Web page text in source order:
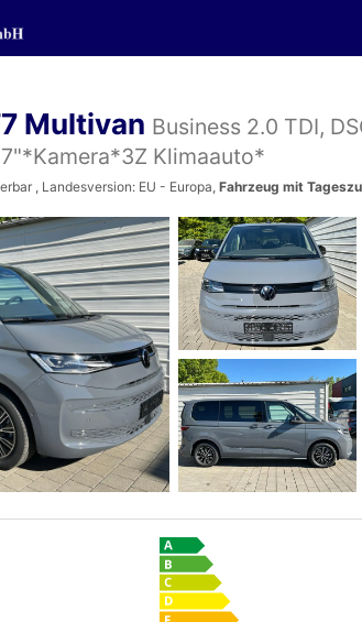
Multivan Business 2.0 TDI,
Klimaauto*
, Landesversion: EU - Europa, Fahrzeug mit